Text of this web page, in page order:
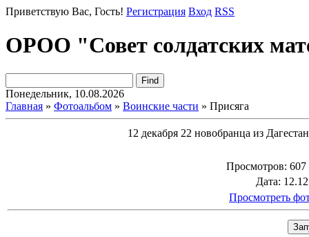
Приветствую Вас, Гость! Регистрация Вход RSS
ОРОО "Совет солдатских
Понедельник, 10.08.2026
Главная » Фотоальбом » Воинские части » Присяга
12 декабря 22 новобранца из
Просмотров:
Дата:
Просмотреть